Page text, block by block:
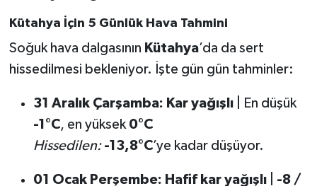
Kütahya İçin 5 Günlük Hava Tahmini
Soğuk hava dalgasının Kütahya’da da sert
hissedilmesi bekleniyor. İşte gün gün tahminler:
31 Aralık Çarşamba: Kar yağışlı| En düşük
-1°C, en yüksek 0°C
Hissedilen: -13,8°C’ye kadar düşüyor.
01 Ocak Perşembe: Hafif kar yağışlı| -8 /